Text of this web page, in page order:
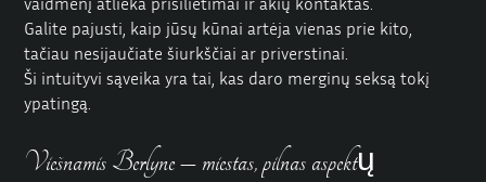
Galite pajusti, kaip jūsų kūnai artėja vienas prie kito,
tačiau nesijaučiate šiurkščiai ar priverstinai.
Ši intuityvi sąveika yra tai, kas daro merginų seksą tokį
ypatingą.
Viešnamis Berlyne – miestas, pilnas aspektų